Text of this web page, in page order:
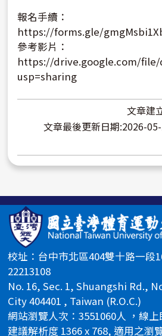
報名手續：
https://forms.gle/
參考影片：
https://drive.google.com/file/
usp=sharing
文章建
文章最後更新日期:2026-
校址：台中市北區404雙十路一段
22213108
No. 16, Sec. 1, Shuangshi Rd.,
City 404401 , Taiwan (R.O.C.)
網站瀏覽人次：3551060人 ，線
建議解析度 1366 x 768, 適用之瀏